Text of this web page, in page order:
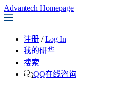
Advantech Homepage
注册 / Log In
我的研华
搜索
QQ在线咨询